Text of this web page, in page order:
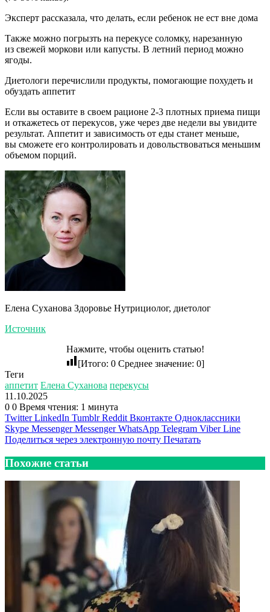
Эксперт рассказала, что делать, если ребенок не ест вне дома
Также можно погрызть на перекусе соломку, нарезанную
из свежей моркови или капусты. В летний период можно
ягоды.
Диетологи перечислили продукты, помогающие похудеть и
обуздать аппетит
Если вы оставите в своем рационе 2-3 плотных приема пищи
и откажетесь от перекусов, уже через две недели вы увидите
результат. Аппетит и зависимость от еды станет меньше,
вы сможете его контролировать и довольствоваться меньшим
объемом порций.
Елена Суханова Здоровье Нутрициолог, диетолог
Источник
Нажмите, чтобы оценить статью!
[Итого: 0 Среднее значение: 0]
Теги
аппетит Елена Суханова перекусы
11.10.2025
0 0 Время чтения: 1 минута
Twitter LinkedIn Tumblr Reddit Вконтакте Одноклассники
Skype Messenger Messenger WhatsApp Telegram Viber Line
Поделиться через электронную почту Печатать
Похожие статьи